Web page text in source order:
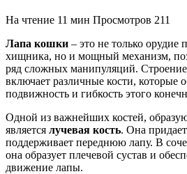
На чтение 11 мин Просмотров 211
Лапа кошки – это не только орудие
хищника, но и мощный механизм,
ряд сложных манипуляций.
включает различные кости, которые
подвижность и гибкость этого
Одной из важнейших костей,
является лучевая кость. Она
поддерживает переднюю лапу. В
она образует плечевой сустав и
движение лапы.